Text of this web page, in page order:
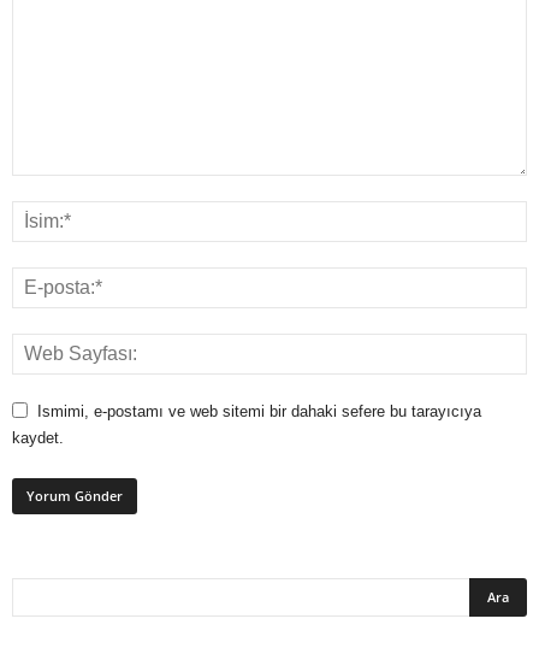
Ismimi, e-postamı ve web sitemi bir dahaki sefere bu tarayıcıya
kaydet.